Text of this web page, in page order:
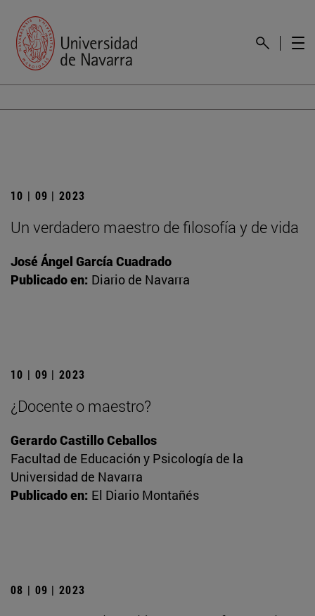
10 | 09 | 2023
Un verdadero maestro de filosofía y de vida
José Ángel García Cuadrado
Publicado en: Diario de Navarra
10 | 09 | 2023
¿Docente o maestro?
Gerardo Castillo Ceballos
Facultad de Educación y Psicología de la
Universidad de Navarra
Publicado en: El Diario Montañés
08 | 09 | 2023